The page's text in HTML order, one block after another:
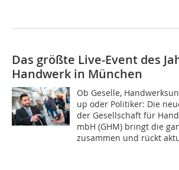
Das größte Live-Event des
Handwerk in München
Ob Geselle,
up oder Politiker: Die
der Gesellschaft für
mbH (GHM) bringt die
zusammen und rückt